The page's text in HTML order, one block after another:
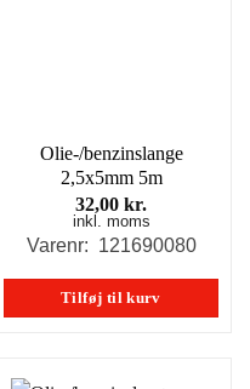
Olie-/benzinslange
2,5x5mm 5m
32,00 kr.
inkl. moms
Varenr: 121690080
Tilføj til kurv